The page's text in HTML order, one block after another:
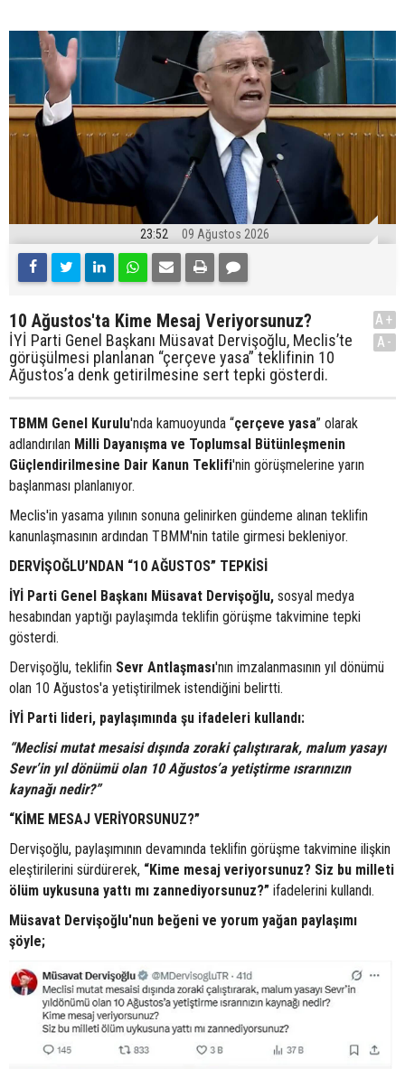
23:52 09 Ağustos 2026
10 Ağustos'ta Kime Mesaj Veriyorsunuz?
İYİ Parti Genel Başkanı Müsavat Dervişoğlu, Meclis’te
görüşülmesi planlanan “çerçeve yasa” teklifinin 10
Ağustos’a denk getirilmesine sert tepki gösterdi.
A+
A-
TBMM Genel Kurulu'nda kamuoyunda “çerçeve yasa” olarak
adlandırılan Milli Dayanışma ve Toplumsal Bütünleşmenin
Güçlendirilmesine Dair Kanun Teklifi'nin görüşmelerine yarın
başlanması planlanıyor.
Meclis'in yasama yılının sonuna gelinirken gündeme alınan teklifin
kanunlaşmasının ardından TBMM'nin tatile girmesi bekleniyor.
DERVİŞOĞLU’NDAN “10 AĞUSTOS” TEPKİSİ
İYİ Parti Genel Başkanı Müsavat Dervişoğlu, sosyal medya
hesabından yaptığı paylaşımda teklifin görüşme takvimine tepki
gösterdi.
Dervişoğlu, teklifin Sevr Antlaşması'nın imzalanmasının yıl dönümü
olan 10 Ağustos'a yetiştirilmek istendiğini belirtti.
İYİ Parti lideri, paylaşımında şu ifadeleri kullandı:
“Meclisi mutat mesaisi dışında zoraki çalıştırarak, malum yasayı
Sevr’in yıl dönümü olan 10 Ağustos’a yetiştirme ısrarınızın
kaynağı nedir?”
“KİME MESAJ VERİYORSUNUZ?”
Dervişoğlu, paylaşımının devamında teklifin görüşme takvimine ilişkin
eleştirilerini sürdürerek, “Kime mesaj veriyorsunuz? Siz bu milleti
ölüm uykusuna yattı mı zannediyorsunuz?” ifadelerini kullandı.
Müsavat Dervişoğlu'nun beğeni ve yorum yağan paylaşımı
şöyle;